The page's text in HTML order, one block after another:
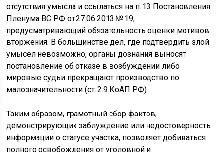
отсутствия умысла и ссылаться на п. 13 Постановления
Пленума ВС РФ от 27.06.2013 № 19,
предусматривающий обязательность оценки мотивов
вторжения. В большинстве дел, где подтвердить злой
умысел невозможно, органы дознания выносят
постановление об отказе в возбуждении либо
мировые судьи прекращают производство по
малозначительности (ст. 2.9 КоАП РФ).
Таким образом, грамотный сбор фактов,
демонстрирующих заблуждение или недостоверность
информации о статусе участка, позволяет добиваться
полного освобождения от уголовной и